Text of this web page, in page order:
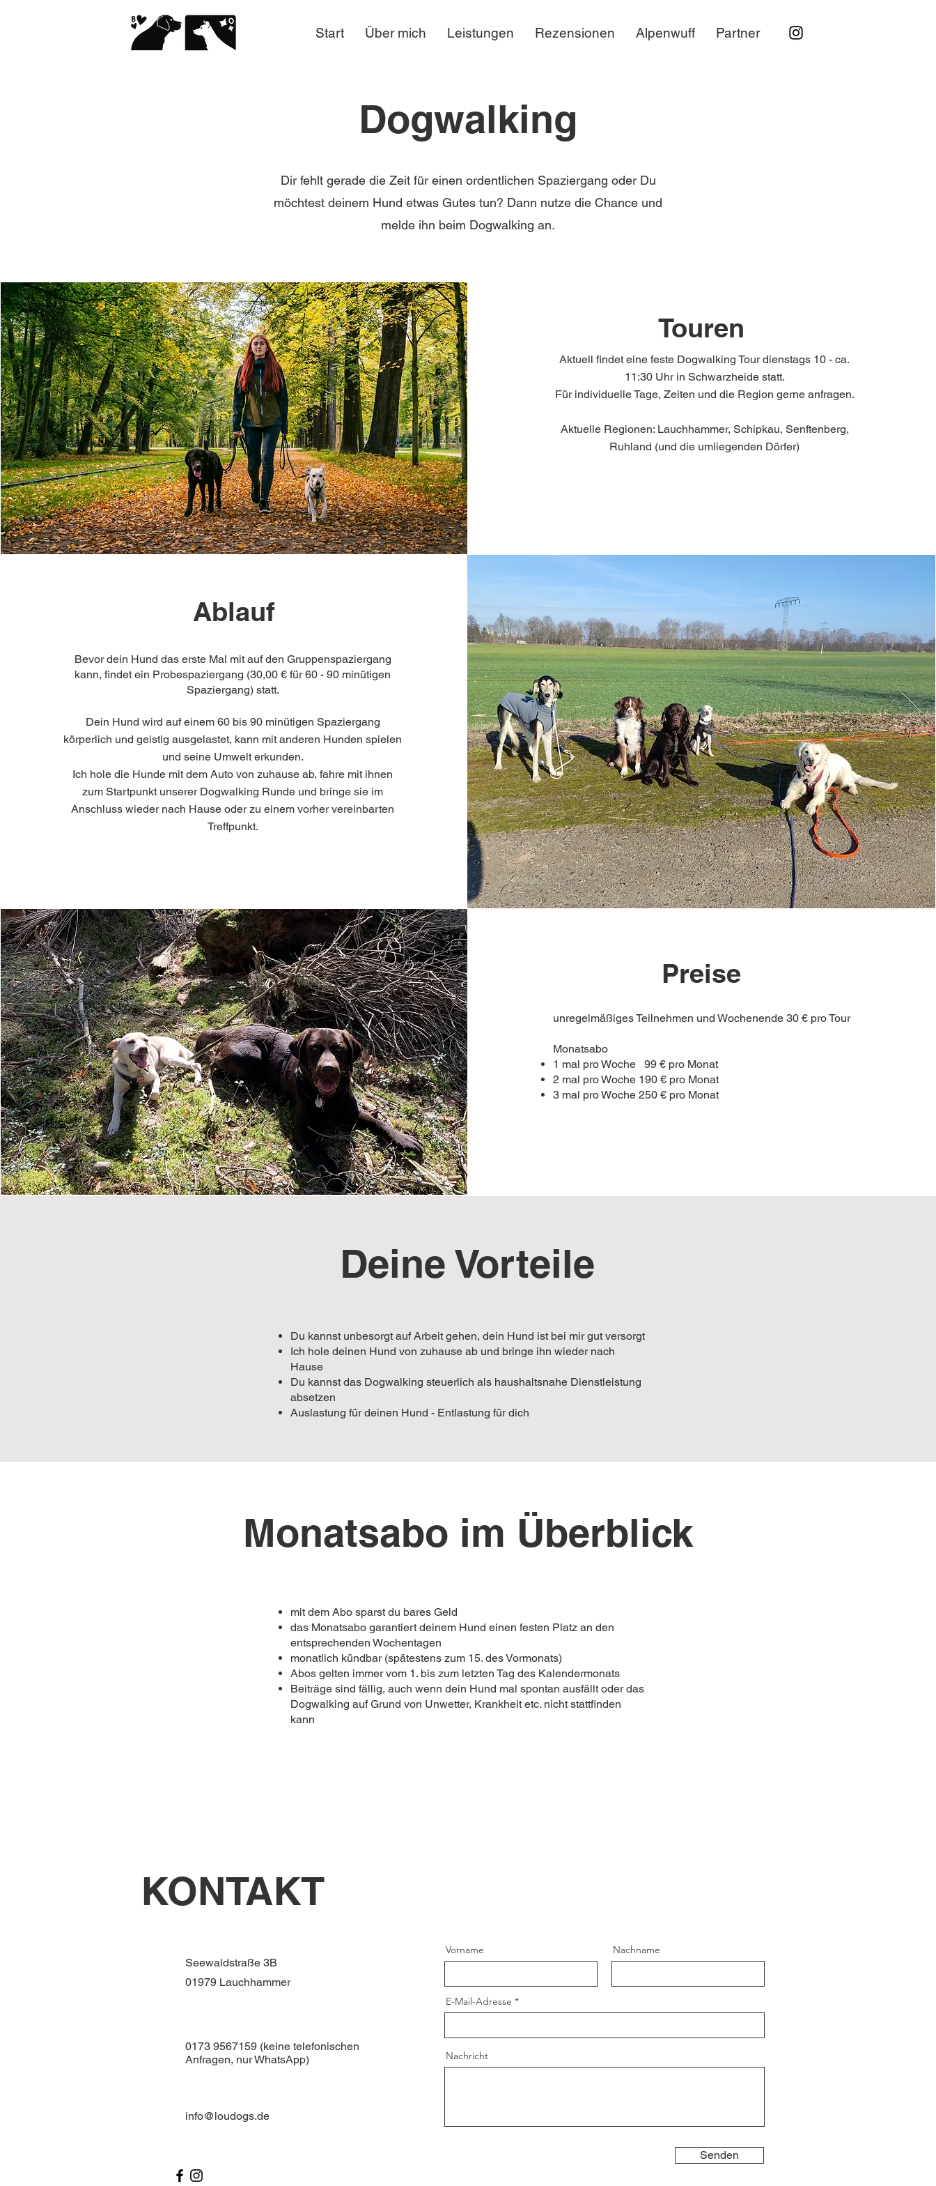
Start Über mich Leistungen Rezensionen Alpenwuff Partner
Dogwalking
Dir fehlt gerade die Zeit für einen ordentlichen Spaziergang oder Du
möchtest deinem Hund etwas Gutes tun? Dann nutze die Chance und
melde ihn beim Dogwalking an.
Touren
Aktuell findet eine feste Dogwalking Tour dienstags 10 - ca.
11:30 Uhr in Schwarzheide statt.​
Für individuelle Tage, Zeiten und die Region gerne anfragen.
Aktuelle Regionen: Lauchhammer, Schipkau, Senftenberg,
Ruhland (und die umliegenden Dörfer)
Ablauf
Bevor dein Hund das erste Mal mit auf den Gruppenspaziergang
kann, findet ein Probespaziergang (30,00 € für 60 - 90 minütigen
Spaziergang) statt.
Dein Hund wird auf einem 60 bis 90 minütigen Spaziergang
körperlich und geistig ausgelastet, kann mit anderen Hunden spielen
und seine Umwelt erkunden.
Ich hole die Hunde mit dem Auto von zuhause ab, fahre mit ihnen
zum Startpunkt unserer Dogwalking Runde und bringe sie im
Anschluss wieder nach Hause oder zu einem vorher vereinbarten
Treffpunkt.
Preise
unregelmäßiges Teilnehmen und Wochenende 30 € pro Tour
Monatsabo
1 mal pro Woche 99 € pro Monat
2 mal pro Woche 190 € pro Monat
3 mal pro Woche 250 € pro Monat
Deine Vorteile
Du kannst unbesorgt auf Arbeit gehen, dein Hund ist bei mir gut versorgt
Ich hole deinen Hund von zuhause ab und bringe ihn wieder nach
Hause
Du kannst das Dogwalking steuerlich als haushaltsnahe Dienstleistung
absetzen
Auslastung für deinen Hund - Entlastung für dich
Monatsabo im Überblick
mit dem Abo sparst du bares Geld
das Monatsabo garantiert deinem Hund einen festen Platz an den
entsprechenden Wochentagen
monatlich kündbar (spätestens zum 15. des Vormonats)
Abos gelten immer vom 1. bis zum letzten Tag des Kalendermonats
Beiträge sind fällig, auch wenn dein Hund mal spontan ausfällt oder das
Dogwalking auf Grund von Unwetter, Krankheit etc. nicht stattfinden
kann
KONTAKT
Seewaldstraße 3B
01979 Lauchhammer
0173 9567159 (keine telefonischen
Anfragen, nur WhatsApp)
info@loudogs.de
Vorname Nachname
E-Mail-Adresse
Nachricht
Senden